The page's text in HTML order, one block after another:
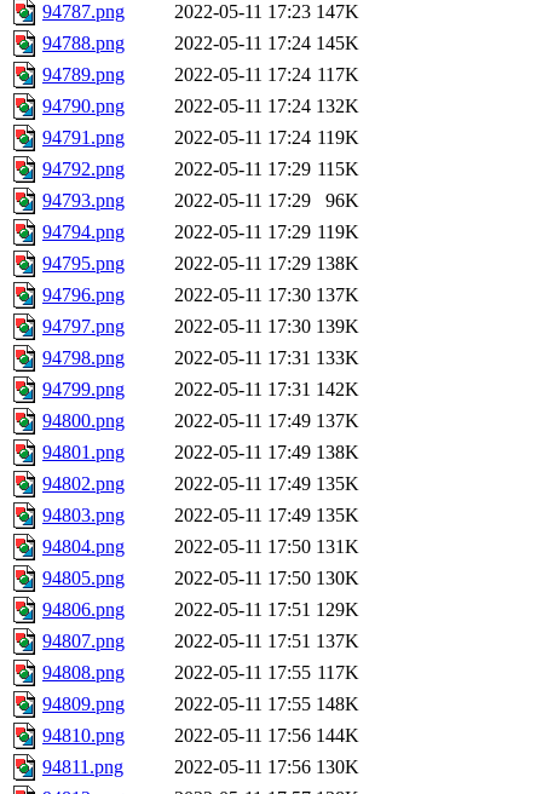
94787.png
2022-05-11 17:23 147K
94788.png
2022-05-11 17:24 145K
94789.png
2022-05-11 17:24 117K
94790.png
2022-05-11 17:24 132K
94791.png
2022-05-11 17:24 119K
94792.png
2022-05-11 17:29 115K
94793.png
2022-05-11 17:29
96K
94794.png
2022-05-11 17:29 119K
94795.png
2022-05-11 17:29 138K
94796.png
2022-05-11 17:30 137K
94797.png
2022-05-11 17:30 139K
94798.png
2022-05-11 17:31 133K
94799.png
2022-05-11 17:31 142K
94800.png
2022-05-11 17:49 137K
94801.png
2022-05-11 17:49 138K
94802.png
2022-05-11 17:49 135K
94803.png
2022-05-11 17:49 135K
94804.png
2022-05-11 17:50 131K
94805.png
2022-05-11 17:50 130K
94806.png
2022-05-11 17:51 129K
94807.png
2022-05-11 17:51 137K
94808.png
2022-05-11 17:55 117K
94809.png
2022-05-11 17:55 148K
94810.png
2022-05-11 17:56 144K
94811.png
2022-05-11 17:56 130K